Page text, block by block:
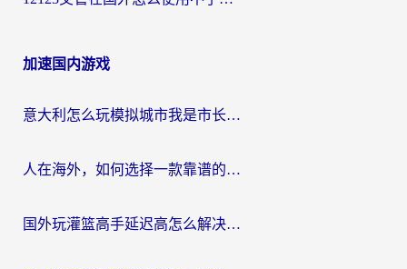
加速国内游戏
意大利怎么玩模拟城市我是市长？海外党国服游戏加速终极攻略（附三国3量子特攻解决办法）
人在海外，如何选择一款靠谱的玩剑灵2加速器？
国外玩灌篮高手延迟高怎么解决？海外玩家国服游戏加速终极指南